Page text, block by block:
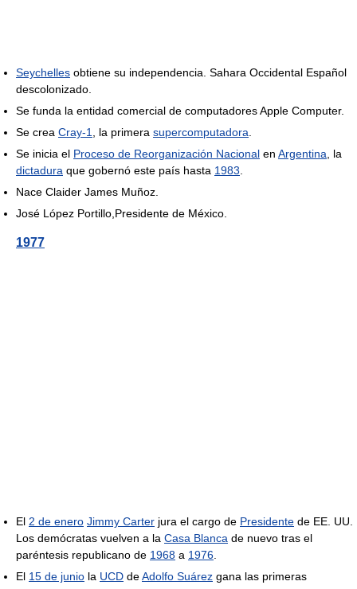
Seychelles obtiene su independencia. Sahara Occidental Español
descolonizado.
Se funda la entidad comercial de computadores Apple Computer.
Se crea Cray-1, la primera supercomputadora.
Se inicia el Proceso de Reorganización Nacional en Argentina, la
dictadura que gobernó este país hasta 1983.
Nace Claider James Muñoz.
José López Portillo,Presidente de México.
1977
El 2 de enero Jimmy Carter jura el cargo de Presidente de EE. UU.
Los demócratas vuelven a la Casa Blanca de nuevo tras el
paréntesis republicano de 1968 a 1976.
El 15 de junio la UCD deAdolfo Suárez gana las primeras